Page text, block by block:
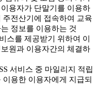
용자가 단말기를 이용하
주전산기에 접속하여 교육
정보를 이용하는 것
스를 제공받기 위하여 이
원과 이용자간의 체결하
서비스 중 마일리지 적립
용한 이용자에게 지급되